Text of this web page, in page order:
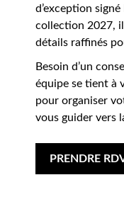
d’exception signé
collection 2027,
détails raffinés
Besoin d’un
équipe se tient à
pour organiser
vous guider vers
PRENDRE